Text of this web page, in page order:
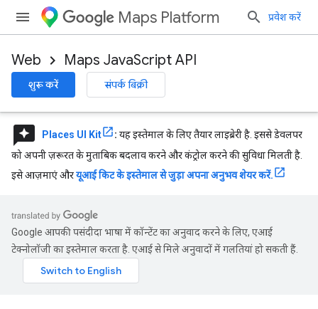
Maps Platform प्रवेश करें
Web Maps JavaScript API
शुरू करें संपर्क बिक्री
reviews Places UI Kit : यह इस्तेमाल के लिए तैयार लाइब्रेरी है. इससे डेवलपर
को अपनी ज़रूरत के मुताबिक बदलाव करने और कंट्रोल करने की सुविधा मिलती है.
इसे आज़माएं औरयूआई किट के इस्तेमाल से जुड़ा अपना अनुभव शेयर करें.
Google आपकी पसंदीदा भाषा में कॉन्टेंट का अनुवाद करने के लिए, एआई
टेक्नोलॉजी का इस्तेमाल करता है. एआई से मिले अनुवादों में गलतियां हो सकती हैं.